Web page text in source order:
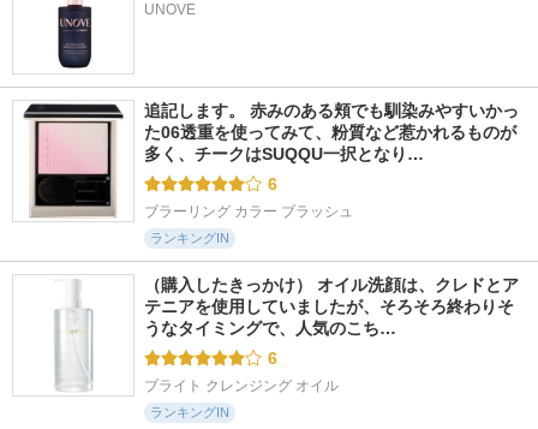
UNOVE
追記します。 赤みのある頬でも馴染みやすいかっ
た06透重を使ってみて、粉質など惹かれるものが
多く、チークはSUQQU一択となり…
6
ブラーリング カラー ブラッシュ
ランキングIN
（購入したきっかけ） オイル洗顔は、クレドとア
テニアを使用していましたが、そろそろ終わりそ
うなタイミングで、人気のこち…
6
ブライト クレンジング オイル
ランキングIN